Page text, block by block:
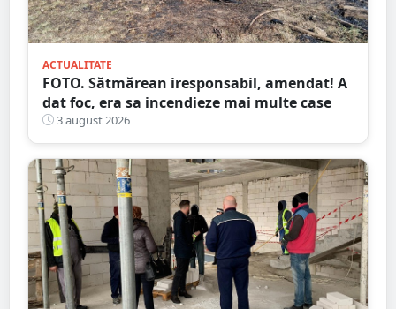
ACTUALITATE
FOTO. Sătmărean iresponsabil, amendat! A
dat foc, era sa incendieze mai multe case
3 august 2026